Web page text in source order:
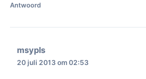
Antwoord
msypls
20 juli 2013 om 02:53